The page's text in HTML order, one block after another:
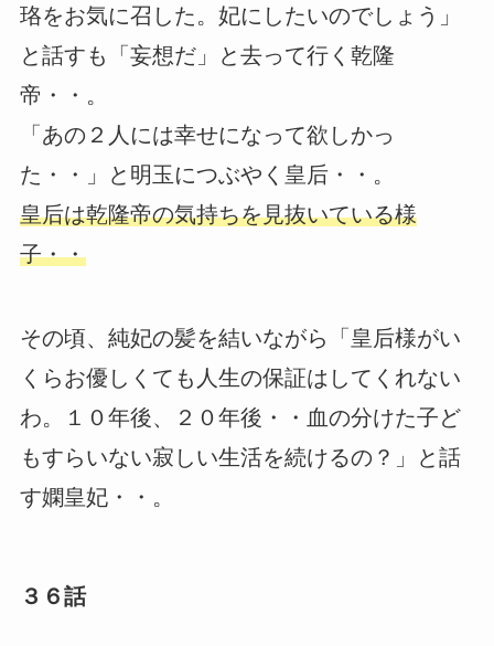
珞をお気に召した。妃にしたいのでしょう」
と話すも「妄想だ」と去って行く乾隆
帝・・。
「あの２人には幸せになって欲しかっ
た・・」と明玉につぶやく皇后・・。
皇后は乾隆帝の気持ちを見抜いている様
子・・
その頃、純妃の髪を結いながら「皇后様がい
くらお優しくても人生の保証はしてくれない
わ。１０年後、２０年後・・血の分けた子ど
もすらいない寂しい生活を続けるの？」と話
す嫻皇妃・・。
３６話